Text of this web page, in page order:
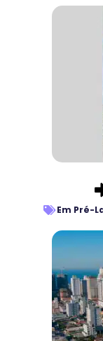
Em Pré-